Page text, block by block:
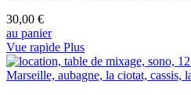
30,00 €
au panier
Vue rapide Plus